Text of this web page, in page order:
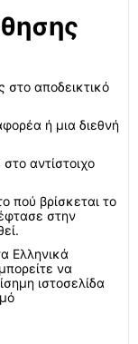
στο αποδεικτικό
ή μια διεθνή
αντίστοιχο
πού βρίσκεται το
στην
Ελληνικά
να
ιστοσελίδα